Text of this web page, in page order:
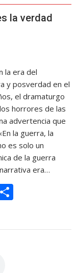
la verdad
la era del
y posverdad en el
el dramaturgo
horrores de las
advertencia que
la guerra, la
es solo un
de la guerra
era…
m